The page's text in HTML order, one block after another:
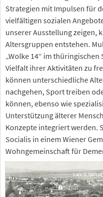
Strategien mit Impulsen für
vielfältigen sozialen
unserer Ausstellung zeigen,
Altersgruppen entstehen.
„Wolke 14“ im
Vielfalt ihrer Aktivitäten zu
können unterschiedliche
nachgehen, Sport treiben
können, ebenso wie
Unterstützung älterer
Konzepte integriert werden.
Socialis in einem Wiener
Wohngemeinschaft für